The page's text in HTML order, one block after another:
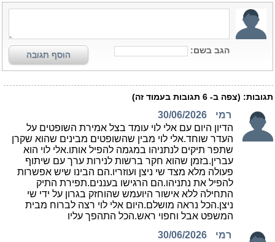
הגב בשם: הוסף תגובה
תגובות: (צפה ב- 6 תגובות בעמוד זה)
רמי
30/06/2026
הדיון היום עם אלי לוי עומד בצל אמירת השופטים על
העדר שוחד.אלי לוי מבין שהשופטים מבינים שהוא שקרן
שתפר תיקים לנתניהו במגמה להפיל אותו.אלי לוי הוא
עברין.בזמן שהוא חקר ברשות לנירות ערך עם שיתוף
פעולה מלא מצד שי ניצן ועוזריו.הם הבינו שיש אפשרות
להפיל את נתניהו.הם הרגישו בעננים.תפירת התיק
התחילה ללא אישור היועמש שהוחזק בגרון על ידי שי
ניצן.הכל נראה מושלם.היום אלי לוי רצה לברוח מבית
המשפט אבל וחפוי ראש.הכל התהפך עליו
רמי
30/06/2026